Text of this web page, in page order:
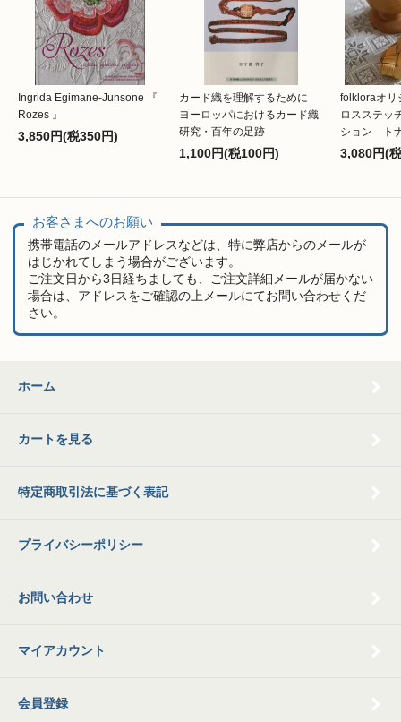
Ingrida Egimane-Junsone 『
Rozes 』
3,850円(税350円)
カード織を理解するために
ヨーロッパにおけるカード織
研究・百年の足跡
1,100円(税100円)
folkloraオ
ロスステッ
ション ト
3,080円(
お客さまへのお願い
携帯電話のメールアドレスなどは、特に弊店からのメールが
はじかれてしまう場合がございます。
ご注文日から3日経ちましても、ご注文詳細メールが届かない
場合は、アドレスをご確認の上メールにてお問い合わせくだ
さい。
ホーム
カートを見る
特定商取引法に基づく表記
プライバシーポリシー
お問い合わせ
マイアカウント
会員登録